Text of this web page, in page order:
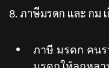
8. ภาษีมรดก และ กม
ภาษี มรดก คนร